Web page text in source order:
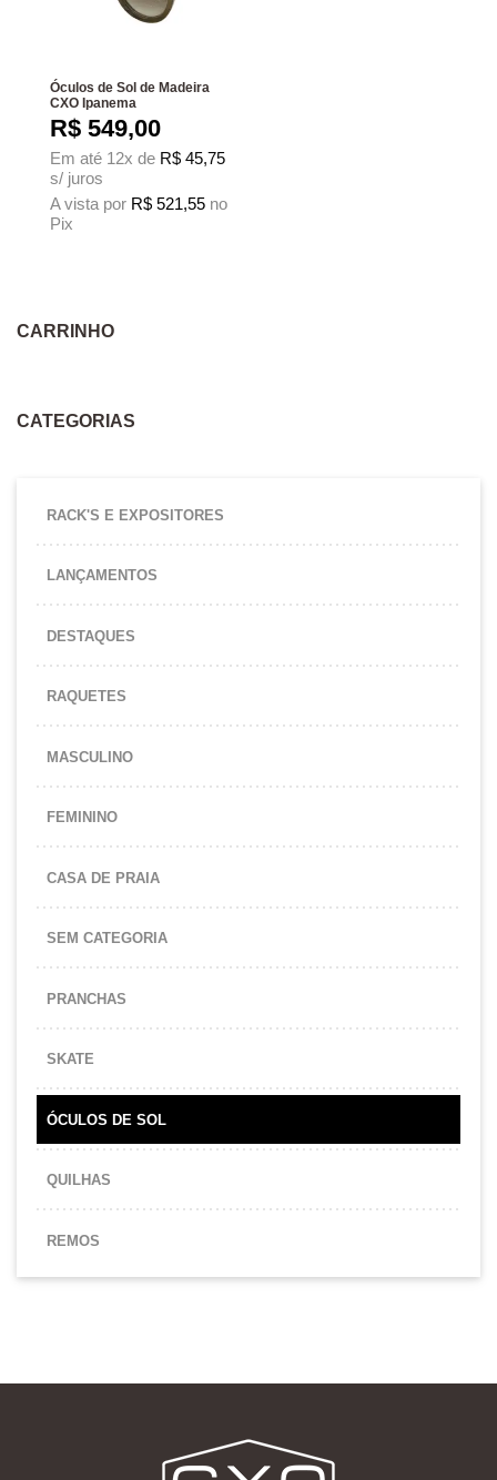
Óculos de Sol de Madeira
CXO Ipanema
R$ 549,00
Em até 12x de R$ 45,75
s/ juros
A vista por R$ 521,55 no
Pix
CARRINHO
CATEGORIAS
RACK'S E EXPOSITORES
LANÇAMENTOS
DESTAQUES
RAQUETES
MASCULINO
FEMININO
CASA DE PRAIA
SEM CATEGORIA
PRANCHAS
SKATE
ÓCULOS DE SOL
QUILHAS
REMOS